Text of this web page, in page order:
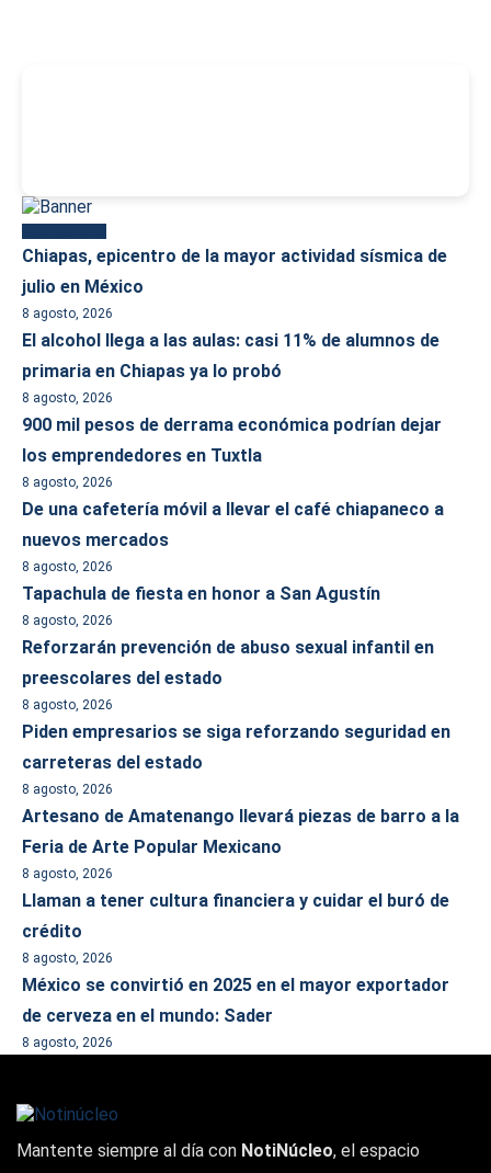
Chiapas, epicentro de la mayor actividad sísmica de
julio en México
8 agosto, 2026
El alcohol llega a las aulas: casi 11% de alumnos de
primaria en Chiapas ya lo probó
8 agosto, 2026
900 mil pesos de derrama económica podrían dejar
los emprendedores en Tuxtla
8 agosto, 2026
De una cafetería móvil a llevar el café chiapaneco a
nuevos mercados
8 agosto, 2026
Tapachula de fiesta en honor a San Agustín
8 agosto, 2026
Reforzarán prevención de abuso sexual infantil en
preescolares del estado
8 agosto, 2026
Piden empresarios se siga reforzando seguridad en
carreteras del estado
8 agosto, 2026
Artesano de Amatenango llevará piezas de barro a la
Feria de Arte Popular Mexicano
8 agosto, 2026
Llaman a tener cultura financiera y cuidar el buró de
crédito
8 agosto, 2026
México se convirtió en 2025 en el mayor exportador
de cerveza en el mundo: Sader
8 agosto, 2026
Mantente siempre al día con NotiNúcleo, el espacio